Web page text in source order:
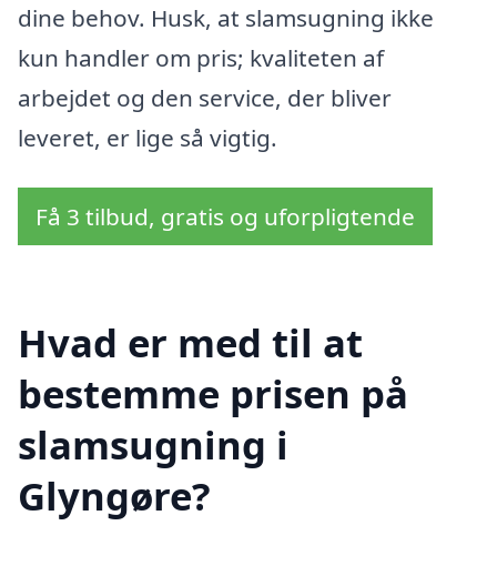
dine behov. Husk, at slamsugning ikke
kun handler om pris; kvaliteten af
arbejdet og den service, der bliver
leveret, er lige så vigtig.
Få 3 tilbud, gratis og uforpligtende
Hvad er med til at
bestemme prisen på
slamsugning i
Glyngøre?